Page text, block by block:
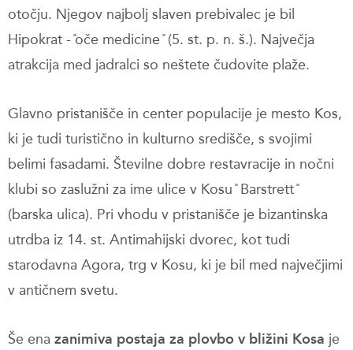
otočju. Njegov najbolj slaven prebivalec je bil
Hipokrat - ̎oče medicine ̎ (5. st. p. n. š.). Največja
atrakcija med jadralci so neštete čudovite plaže.
Glavno pristanišče in center populacije je mesto Kos,
ki je tudi turistično in kulturno središče, s svojimi
belimi fasadami. Številne dobre restavracije in nočni
klubi so zaslužni za ime ulice v Kosu ̎ Barstrett ̎
(barska ulica). Pri vhodu v pristanišče je bizantinska
utrdba iz 14. st. Antimahijski dvorec, kot tudi
starodavna Agora, trg v Kosu, ki je bil med največjimi
v antičnem svetu.
Še ena zanimiva postaja za plovbo v bližini Kosa je